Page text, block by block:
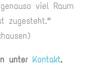
viel Raum
unter Kontakt.